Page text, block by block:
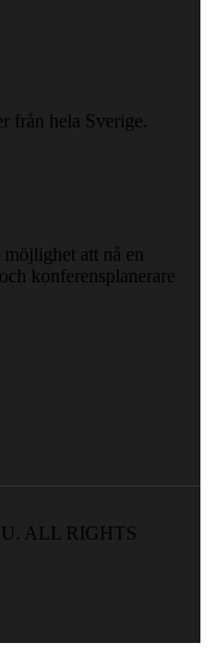
från hela Sverige.
att nå en
konferensplanerare
ALL RIGHTS